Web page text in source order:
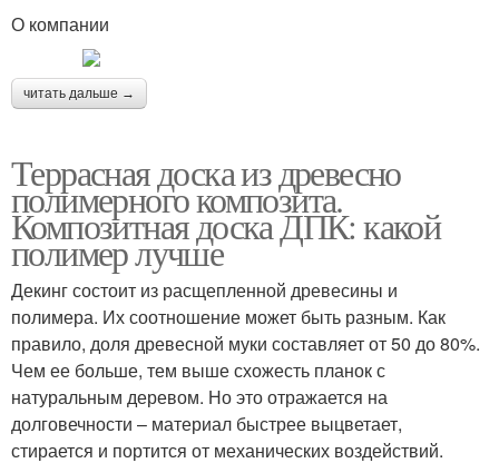
О компании
читать дальше →
Террасная доска из древесно
полимерного композита.
Композитная доска ДПК: какой
полимер лучше
Декинг состоит из расщепленной древесины и
полимера. Их соотношение может быть разным. Как
правило, доля древесной муки составляет от 50 до 80%.
Чем ее больше, тем выше схожесть планок с
натуральным деревом. Но это отражается на
долговечности – материал быстрее выцветает,
стирается и портится от механических воздействий.